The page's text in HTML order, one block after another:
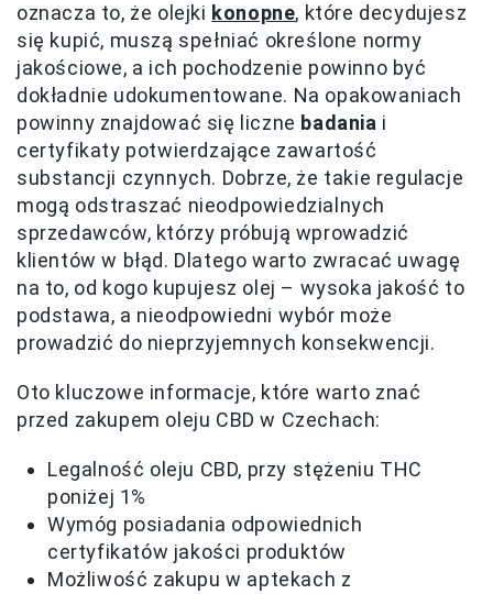
oznacza to, że olejki konopne, które decydujesz
się kupić, muszą spełniać określone normy
jakościowe, a ich pochodzenie powinno być
dokładnie udokumentowane. Na opakowaniach
powinny znajdować się liczne badania i
certyfikaty potwierdzające zawartość
substancji czynnych. Dobrze, że takie regulacje
mogą odstraszać nieodpowiedzialnych
sprzedawców, którzy próbują wprowadzić
klientów w błąd. Dlatego warto zwracać uwagę
na to, od kogo kupujesz olej – wysoka jakość to
podstawa, a nieodpowiedni wybór może
prowadzić do nieprzyjemnych konsekwencji.
Oto kluczowe informacje, które warto znać
przed zakupem oleju CBD w Czechach:
Legalność oleju CBD, przy stężeniu THC
poniżej 1%
Wymóg posiadania odpowiednich
certyfikatów jakości produktów
Możliwość zakupu w aptekach z